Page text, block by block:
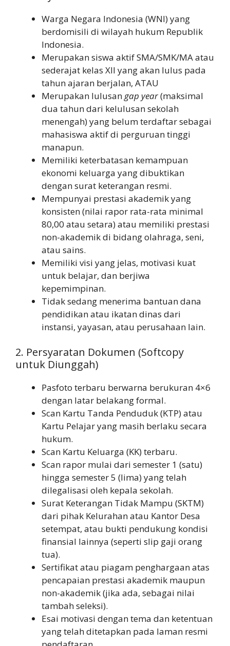
Warga Negara Indonesia (WNI) yang
berdomisili di wilayah hukum Republik
Indonesia.
Merupakan siswa aktif SMA/SMK/MA atau
sederajat kelas XII yang akan lulus pada
tahun ajaran berjalan, ATAU
Merupakan lulusan gap year(maksimal
dua tahun dari kelulusan sekolah
menengah) yang belum terdaftar sebagai
mahasiswa aktif di perguruan tinggi
manapun.
Memiliki keterbatasan kemampuan
ekonomi keluarga yang dibuktikan
dengan surat keterangan resmi.
Mempunyai prestasi akademik yang
konsisten (nilai rapor rata-rata minimal
80,00 atau setara) atau memiliki prestasi
non-akademik di bidang olahraga, seni,
atau sains.
Memiliki visi yang jelas, motivasi kuat
untuk belajar, dan berjiwa
kepemimpinan.
Tidak sedang menerima bantuan dana
pendidikan atau ikatan dinas dari
instansi, yayasan, atau perusahaan lain.
2. Persyaratan Dokumen (Softcopy
untuk Diunggah)
Pasfoto terbaru berwarna berukuran 4×6
dengan latar belakang formal.
Scan Kartu Tanda Penduduk (KTP) atau
Kartu Pelajar yang masih berlaku secara
hukum.
Scan Kartu Keluarga (KK) terbaru.
Scan rapor mulai dari semester 1 (satu)
hingga semester 5 (lima) yang telah
dilegalisasi oleh kepala sekolah.
Surat Keterangan Tidak Mampu (SKTM)
dari pihak Kelurahan atau Kantor Desa
setempat, atau bukti pendukung kondisi
finansial lainnya (seperti slip gaji orang
tua).
Sertifikat atau piagam penghargaan atas
pencapaian prestasi akademik maupun
non-akademik (jika ada, sebagai nilai
tambah seleksi).
Esai motivasi dengan tema dan ketentuan
yang telah ditetapkan pada laman resmi